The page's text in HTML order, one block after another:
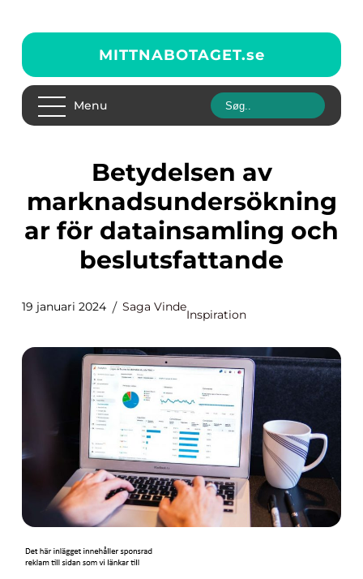
MITTNABOTAGET.se
Menu
Betydelsen av
marknadsundersökning
ar för datainsamling och
beslutsfattande
19 januari 2024 Saga Vinde
Inspiration